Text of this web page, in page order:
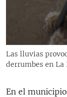
Las lluvias
derrumbes en La
En el